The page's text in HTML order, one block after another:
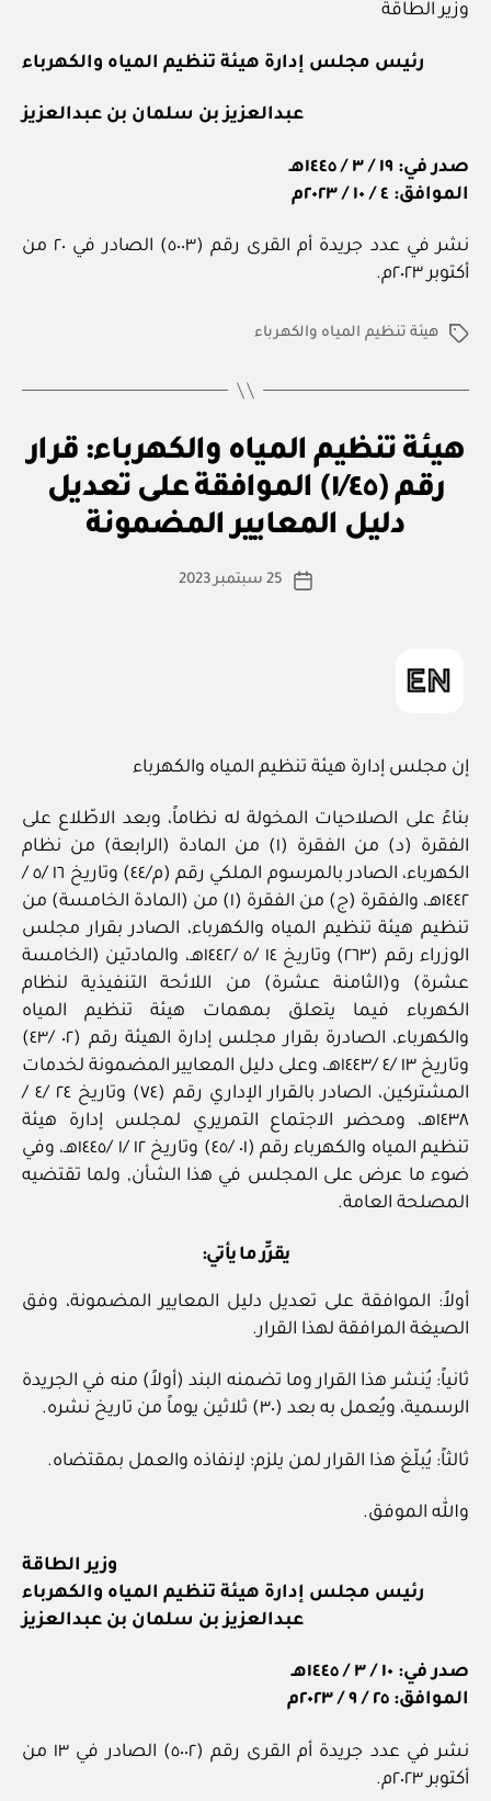
وزير الطاقة
رئيس مجلس إدارة هيئة تنظيم المياه والكهرباء
عبدالعزيز بن سلمان بن عبدالعزيز
صدر في: ١٩ / ٣ / ١٤٤٥هـ
الموافق: ٤ / ١٠ / ٢٠٢٣م
نشر في عدد جريدة أم القرى رقم (٥٠٠٣) الصادر في ٢٠ من
أكتوبر ٢٠٢٣م.
الوسومهيئة تنظيم المياه والكهرباء
التصنيفات
هيئة تنظيم المياه والكهرباء: قرار
رقم (١/٤٥) الموافقة على تعديل
دليل المعايير المضمونة
كاتب
بو
س
ة
تاريخ
25 سبتمبر 2023
إن مجلس إدارة هيئة تنظيم المياه والكهرباء
بناءً على الصلاحيات المخولة له نظاماً، وبعد الاطّلاع على
الفقرة (د) من الفقرة (١) من المادة (الرابعة) من نظام
الكهرباء، الصادر بالمرسوم الملكي رقم (م/٤٤) وتاريخ ١٦ /٥ /
١٤٤٢هـ، والفقرة (ج) من الفقرة (١) من (المادة الخامسة) من
تنظيم هيئة تنظيم المياه والكهرباء، الصادر بقرار مجلس
الوزراء رقم (٢٦٣) وتاريخ ١٤ /٥ /١٤٤٢هـ، والمادتين (الخامسة
عشرة) و(الثامنة عشرة) من اللائحة التنفيذية لنظام
الكهرباء فيما يتعلق بمهمات هيئة تنظيم المياه
والكهرباء، الصادرة بقرار مجلس إدارة الهيئة رقم (٠٢ /٤٣)
وتاريخ ١٣ /٤ /١٤٤٣هـ، وعلى دليل المعايير المضمونة لخدمات
المشتركين، الصادر بالقرار الإداري رقم (٧٤) وتاريخ ٢٤ /٤ /
١٤٣٨هـ، ومحضر الاجتماع التمريري لمجلس إدارة هيئة
تنظيم المياه والكهرباء رقم (٠١ /٤٥) وتاريخ ١٢ /١ /١٤٤٥هـ، وفي
ضوء ما عرض على المجلس في هذا الشأن, ولما تقتضيه
المصلحة العامة.
يقرِّر ما يأتي:
أولاً: الموافقة على تعديل دليل المعايير المضمونة، وفق
الصيغة المرافقة لهذا القرار.
ثانياً: يُنشر هذا القرار وما تضمنه البند (أولاً) منه في الجريدة
الرسمية، ويُعمل به بعد (٣٠) ثلاثين يوماً من تاريخ نشره.
ثالثاً: يُبلّغ هذا القرار لمن يلزم؛ لإنفاذه والعمل بمقتضاه.
والله الموفق.
وزير الطاقة
رئيس مجلس إدارة هيئة تنظيم المياه والكهرباء
عبدالعزيز بن سلمان بن عبدالعزيز
صدر في: ١٠ / ٣ / ١٤٤٥هـ
الموافق: ٢٥ / ٩ / ٢٠٢٣م
نشر في عدد جريدة أم القرى رقم (٥٠٠٢) الصادر في ١٣ من
أكتوبر ٢٠٢٣م.